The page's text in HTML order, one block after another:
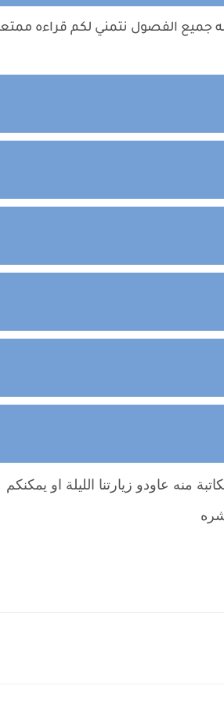
جميع الفصول نتمني لكم قراءه
منه عاودو زيارتنا الليلة او يمكنكم